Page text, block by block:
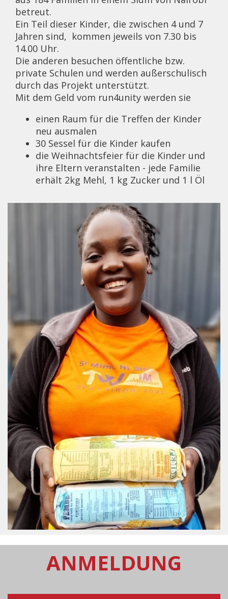
betreut.
Ein Teil dieser Kinder, die zwischen 4 und 7
Jahren sind, kommen jeweils von 7.30 bis
14.00 Uhr.
Die anderen besuchen öffentliche bzw.
private Schulen und werden außerschulisch
durch das Projekt unterstützt.
Mit dem Geld vom run4unity werden sie
einen Raum für die Treffen der Kinder
neu ausmalen
30 Sessel für die Kinder kaufen
die Weihnachtsfeier für die Kinder und
ihre Eltern veranstalten - jede Familie
erhält 2kg Mehl, 1 kg Zucker und 1 l Öl
ANMELDUNG